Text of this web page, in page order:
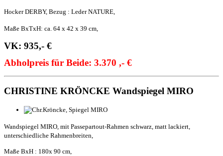
Hocker DERBY, Bezug : Leder NATURE,
Maße BxTxH: ca. 64 x 42 x 39 cm,
VK: 935,- €
Abholpreis für Beide: 3.370 ,- €
CHRISTINE KRÖNCKE Wandspiegel MIRO
Wandspiegel MIRO, mit Passepartout-Rahmen schwarz, matt lackiert,
unterschiedliche Rahmenbreiten,
Maße BxH : 180x 90 cm,